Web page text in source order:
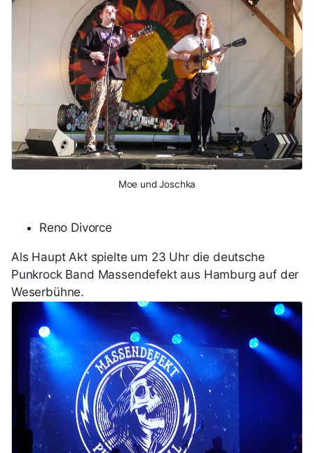
Moe und Joschka
Reno Divorce
Als Haupt Akt spielte um 23 Uhr die deutsche
Punkrock Band Massendefekt aus Hamburg auf der
Weserbühne.